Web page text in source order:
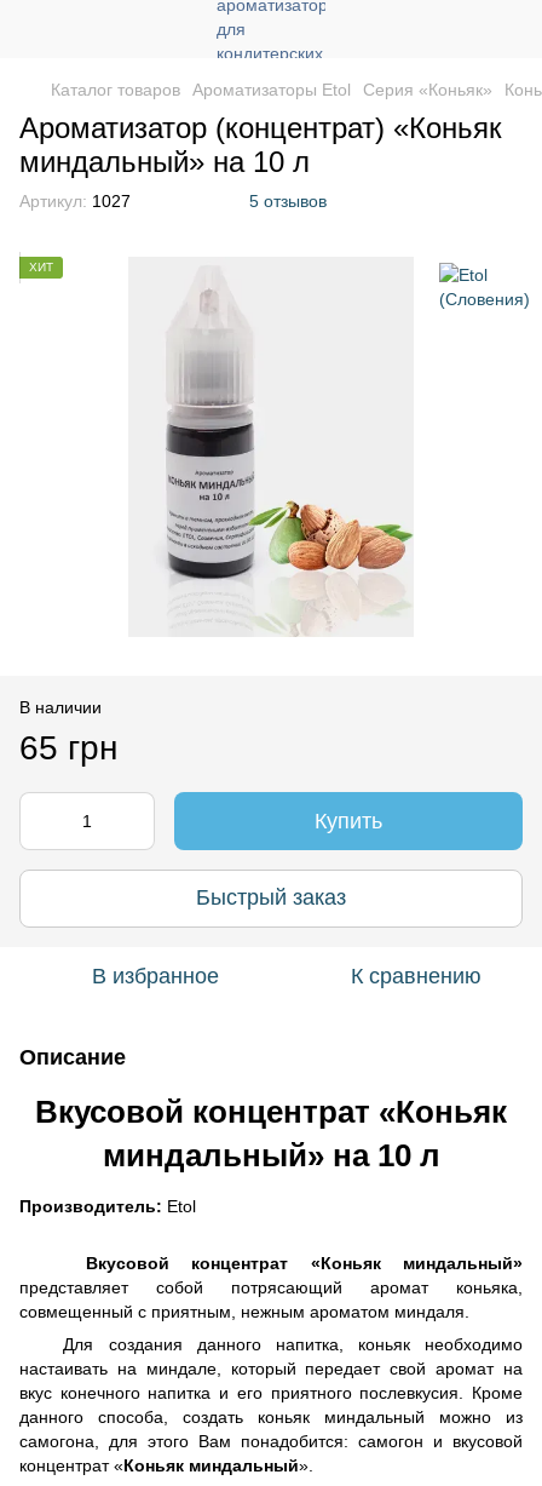
Каталог товаров Ароматизаторы Etol Серия «Коньяк»
Ароматизатор (концентрат) «Коньяк
миндальный» на 10 л
Артикул: 1027 5 отзывов
ХИТ
В наличии
65 грн
Купить
Быстрый заказ
В избранное К сравнению
Описание
Вкусовой концентрат «Коньяк
миндальный» на 10 л
Производитель: Etol
Вкусовой концентрат «Коньяк миндальный»
представляет собой потрясающий аромат коньяка,
совмещенный с приятным, нежным ароматом миндаля.
Для создания данного напитка, коньяк необходимо
настаивать на миндале, который передает свой аромат на
вкус конечного напитка и его приятного послевкусия. Кроме
данного способа, создать коньяк миндальный можно из
самогона, для этого Вам понадобится: самогон и вкусовой
концентрат «Коньяк миндальный».